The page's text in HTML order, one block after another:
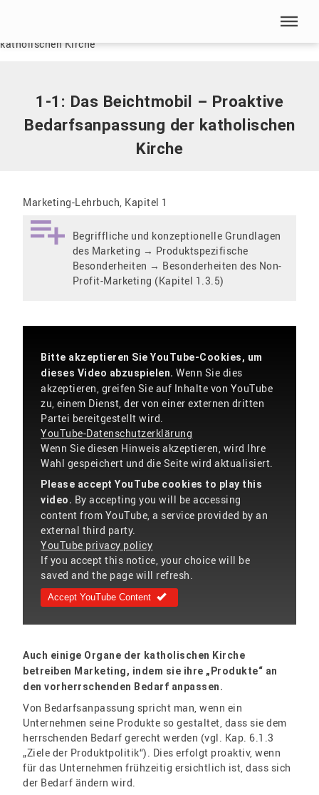
Menü überspringen
1-1: Das Beichtmobil – Proaktive Bedarfsanpassung der
katholischen Kirche
1-1: Das Beichtmobil – Proaktive
Bedarfsanpassung der katholischen
Kirche
Marketing-Lehrbuch, Kapitel 1
Begriffliche und konzeptionelle Grundlagen
des Marketing → Produktspezifische
Besonderheiten → Besonderheiten des Non-
Profit-Marketing (Kapitel 1.3.5)
Bitte akzeptieren Sie YouTube-Cookies, um
dieses Video abzuspielen. Wenn Sie dies
akzeptieren, greifen Sie auf Inhalte von YouTube
zu, einem Dienst, der von einer externen dritten
Partei bereitgestellt wird.
YouTube-Datenschutzerklärung
Wenn Sie diesen Hinweis akzeptieren, wird Ihre
Wahl gespeichert und die Seite wird aktualisiert.
Please accept YouTube cookies to play this
video. By accepting you will be accessing
content from YouTube, a service provided by an
external third party.
YouTube privacy policy
If you accept this notice, your choice will be
saved and the page will refresh.
Accept YouTube Content
Auch einige Organe der katholischen Kirche
betreiben Marketing, indem sie ihre „Produkte“ an
den vorherrschenden Bedarf anpassen.
Von Bedarfsanpassung spricht man, wenn ein
Unternehmen seine Produkte so gestaltet, dass sie dem
herrschenden Bedarf gerecht werden (vgl. Kap. 6.1.3
„Ziele der Produktpolitik“). Dies erfolgt proaktiv, wenn
für das Unternehmen frühzeitig ersichtlich ist, dass sich
der Bedarf ändern wird.